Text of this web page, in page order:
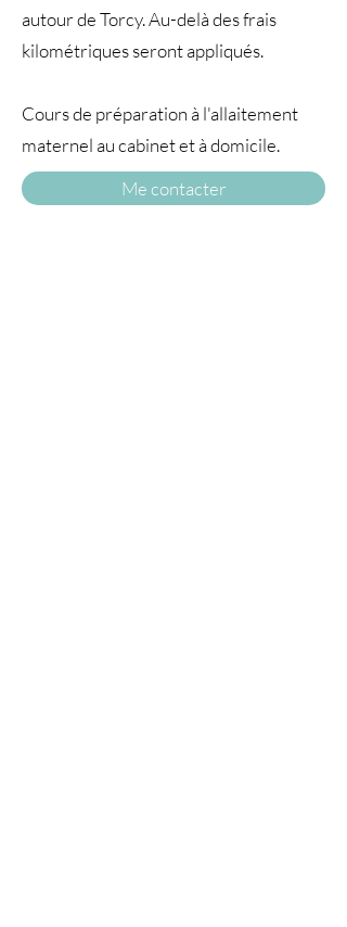
autour de Torcy. Au-delà des frais
kilométriques seront appliqués.
Cours de préparation à l'allaitement
maternel au cabinet et à domicile.
Me contacter